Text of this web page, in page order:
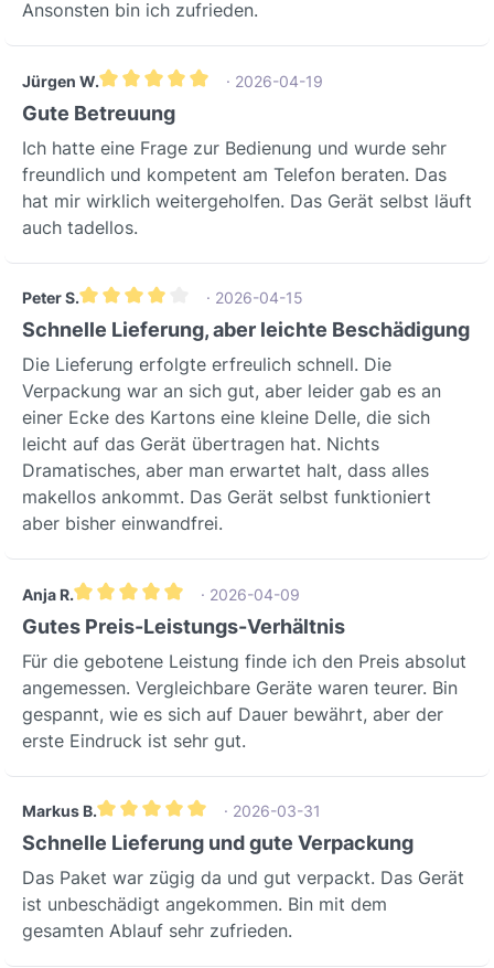
Ansonsten bin ich zufrieden.
Jürgen W.
Gemiddelde waardering van 5 van 5 sterren
· 2026-04-19
Gute Betreuung
Ich hatte eine Frage zur Bedienung und wurde sehr
freundlich und kompetent am Telefon beraten. Das
hat mir wirklich weitergeholfen. Das Gerät selbst läuft
auch tadellos.
Peter S.
Gemiddelde waardering van 4 van 5 sterren
· 2026-04-15
Schnelle Lieferung, aber leichte Beschädigung
Die Lieferung erfolgte erfreulich schnell. Die
Verpackung war an sich gut, aber leider gab es an
einer Ecke des Kartons eine kleine Delle, die sich
leicht auf das Gerät übertragen hat. Nichts
Dramatisches, aber man erwartet halt, dass alles
makellos ankommt. Das Gerät selbst funktioniert
aber bisher einwandfrei.
Anja R.
Gemiddelde waardering van 5 van 5 sterren
· 2026-04-09
Gutes Preis-Leistungs-Verhältnis
Für die gebotene Leistung finde ich den Preis absolut
angemessen. Vergleichbare Geräte waren teurer. Bin
gespannt, wie es sich auf Dauer bewährt, aber der
erste Eindruck ist sehr gut.
Markus B.
Gemiddelde waardering van 5 van 5 sterren
· 2026-03-31
Schnelle Lieferung und gute Verpackung
Das Paket war zügig da und gut verpackt. Das Gerät
ist unbeschädigt angekommen. Bin mit dem
gesamten Ablauf sehr zufrieden.